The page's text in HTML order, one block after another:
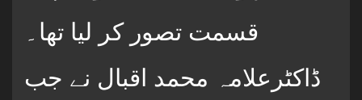
قسمت تصور کر لیا تھا۔
ڈاکٹرعلامہ محمد اقبال نے جب